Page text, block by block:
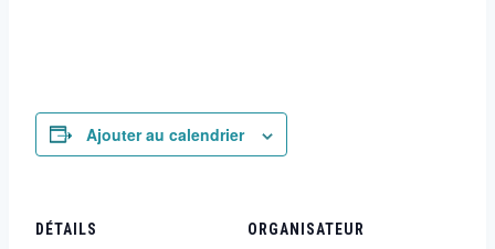
Ajouter au calendrier
DÉTAILS ORGANISATEUR